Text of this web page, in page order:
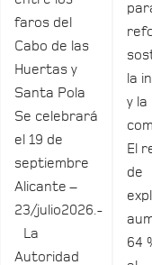
faros del
Cabo de las
Huertas y
Santa Pola
Se celebrará
el 19 de
septiembre
Alicante –
23/julio2026.-
La
Autoridad
la
y la
El
de
64